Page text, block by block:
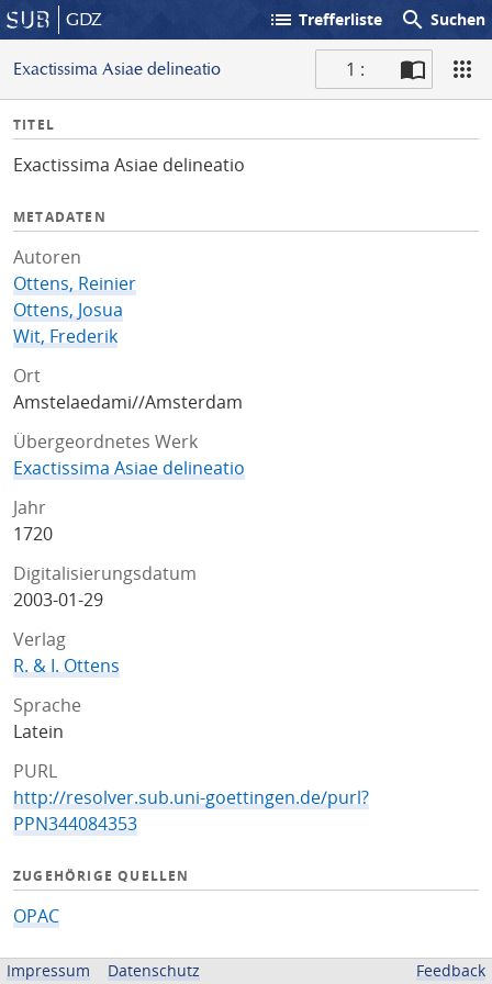
GDZ list Trefferliste search Suchen
Exactissima Asiae delineatio 1 :
I
f
TITEL
Exactissima Asiae delineatio
METADATEN
Autoren
Ottens, Reinier
Ottens, Josua
Wit, Frederik
Ort
Amstelaedami//Amsterdam
Übergeordnetes Werk
Exactissima Asiae delineatio
Jahr
1720
Digitalisierungsdatum
2003-01-29
Verlag
R. & I. Ottens
Sprache
Latein
PURL
http://resolver.sub.uni-goettingen.de/purl?
PPN344084353
ZUGEHÖRIGE QUELLEN
OPAC
BEREITGESTELLT VON
Impressum Datenschutz Feedback